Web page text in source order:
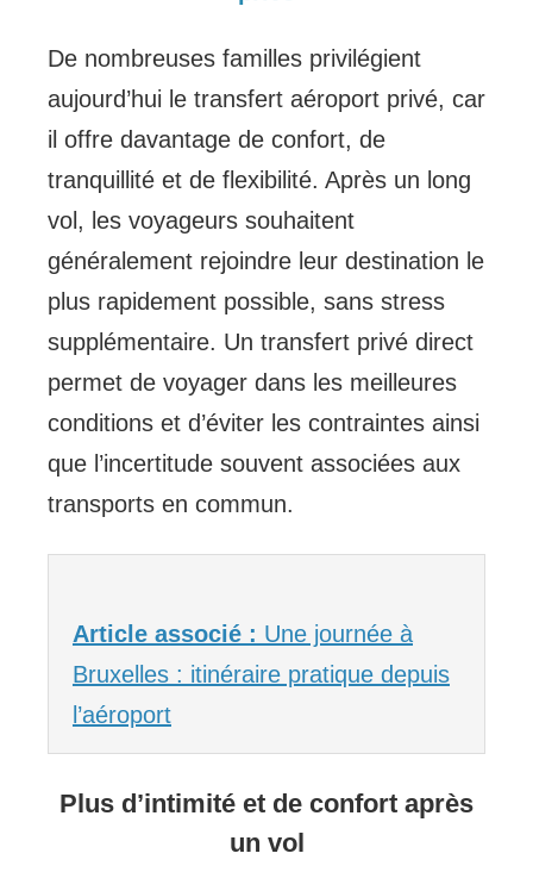
De nombreuses familles privilégient
aujourd’hui le transfert aéroport privé, car
il offre davantage de confort, de
tranquillité et de flexibilité. Après un long
vol, les voyageurs souhaitent
généralement rejoindre leur destination le
plus rapidement possible, sans stress
supplémentaire. Un transfert privé direct
permet de voyager dans les meilleures
conditions et d’éviter les contraintes ainsi
que l’incertitude souvent associées aux
transports en commun.
Article associé : Une journée à
Bruxelles : itinéraire pratique depuis
l’aéroport
Plus d’intimité et de confort après
un vol